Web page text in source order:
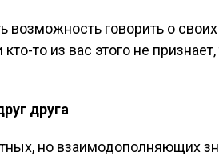
говорить о своих
то из вас этого не
друга
но взаимодополняющих